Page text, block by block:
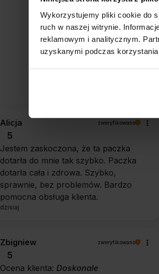
Wykorzystujemy pliki cookie do
ruch w naszej witrynie.
reklamowym i analitycznym.
uzyskanymi podczas korzystania
Jak zbieramy opinie?
Alicja zweryfikowano
5
Jestem zaskoczona, że ta paczka
dotarła do mnie tak szybko. Paczka
dotarła cała i zdrowa. Szybko,
sprawnie, bez problemów. Bardzo
pomocna obsługa klienta.
dzisiaj
Zbigniew zweryfikowano
5
Ocena klienta: Doskonale